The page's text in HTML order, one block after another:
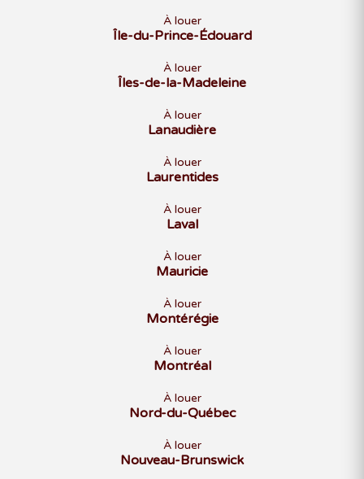
À louer
Île-du-Prince-Édouard
À louer
Îles-de-la-Madeleine
À louer
Lanaudière
À louer
Laurentides
À louer
Laval
À louer
Mauricie
À louer
Montérégie
À louer
Montréal
À louer
Nord-du-Québec
À louer
Nouveau-Brunswick